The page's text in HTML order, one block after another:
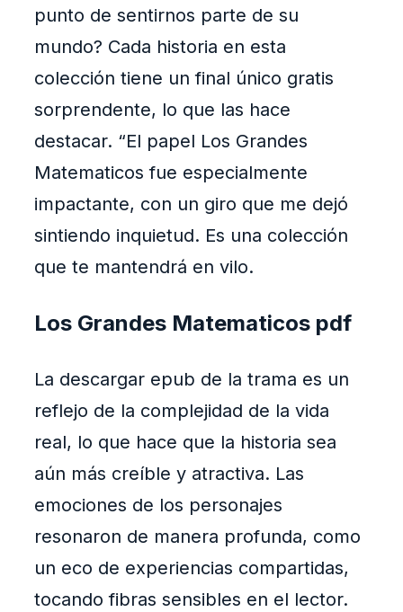
punto de sentirnos parte de su
mundo? Cada historia en esta
colección tiene un final único gratis
sorprendente, lo que las hace
destacar. “El papel Los Grandes
Matematicos fue especialmente
impactante, con un giro que me dejó
sintiendo inquietud. Es una colección
que te mantendrá en vilo.
Los Grandes Matematicos pdf
La descargar epub de la trama es un
reflejo de la complejidad de la vida
real, lo que hace que la historia sea
aún más creíble y atractiva. Las
emociones de los personajes
resonaron de manera profunda, como
un eco de experiencias compartidas,
tocando fibras sensibles en el lector.